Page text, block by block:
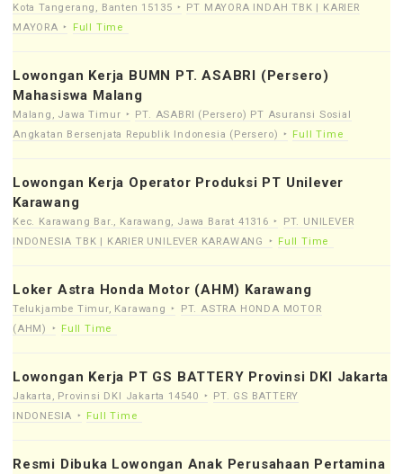
Kota Tangerang, Banten 15135
PT MAYORA INDAH TBK | KARIER
MAYORA
Full Time
Lowongan Kerja BUMN PT. ASABRI (Persero)
Mahasiswa Malang
Malang, Jawa Timur
PT. ASABRI (Persero) PT Asuransi Sosial
Angkatan Bersenjata Republik Indonesia (Persero)
Full Time
Lowongan Kerja Operator Produksi PT Unilever
Karawang
Kec. Karawang Bar., Karawang, Jawa Barat 41316
PT. UNILEVER
INDONESIA TBK | KARIER UNILEVER KARAWANG
Full Time
Loker Astra Honda Motor (AHM) Karawang
Telukjambe Timur, Karawang
PT. ASTRA HONDA MOTOR
(AHM)
Full Time
Lowongan Kerja PT GS BATTERY Provinsi DKI Jakarta
Jakarta, Provinsi DKI Jakarta 14540
PT. GS BATTERY
INDONESIA
Full Time
Resmi Dibuka Lowongan Anak Perusahaan Pertamina